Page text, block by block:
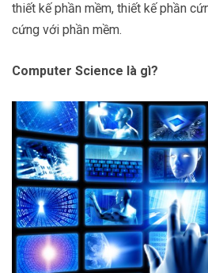
thiết kế phần mềm, thiết kế phần
cứng với phần mềm.
Computer Science là gì?